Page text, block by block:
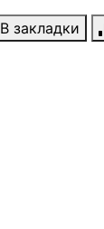
В закладки